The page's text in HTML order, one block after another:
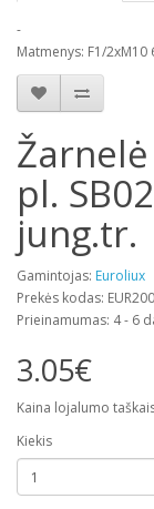
-
Matmenys: F1/2xM10
pl.
jung.tr.
Gamintojas: Euroliux
Prekės kodas:
Prieinamumas: 4 - 6
3.05€
Kaina lojalumo
Kiekis